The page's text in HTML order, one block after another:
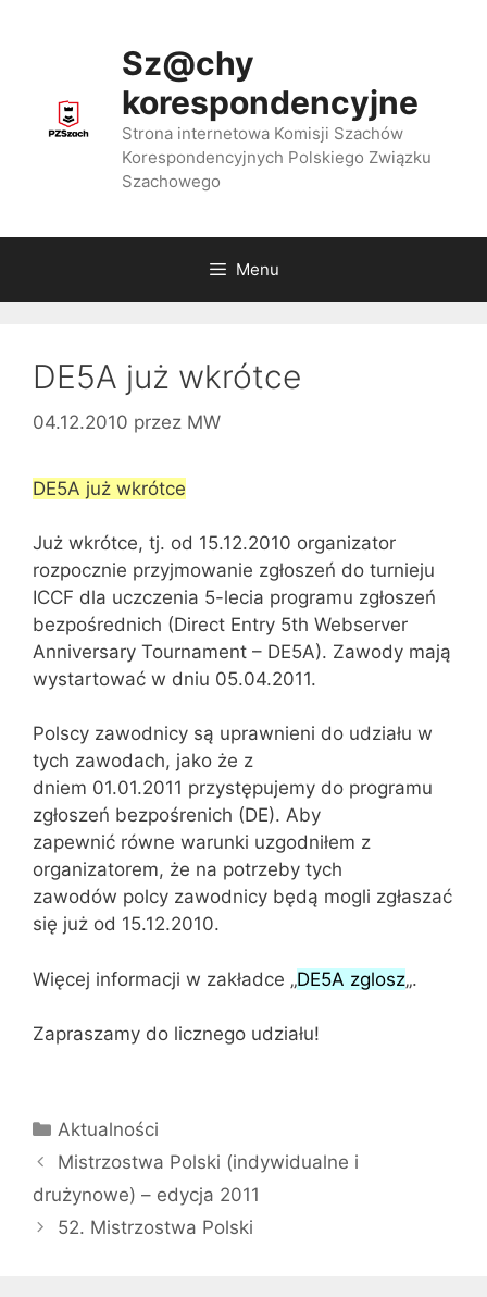
Sz@chy
korespondencyjne
Strona internetowa Komisji Szachów
Korespondencyjnych Polskiego Związku
Szachowego
Menu
DE5A już wkrótce
04.12.2010 przez MW
DE5A już wkrótce
Już wkrótce, tj. od 15.12.2010 organizator
rozpocznie przyjmowanie zgłoszeń do turnieju
ICCF dla uczczenia 5-lecia programu zgłoszeń
bezpośrednich (Direct Entry 5th Webserver
Anniversary Tournament – DE5A). Zawody mają
wystartować w dniu 05.04.2011.
Polscy zawodnicy są uprawnieni do udziału w
tych zawodach, jako że z
dniem 01.01.2011 przystępujemy do programu
zgłoszeń bezpośrenich (DE). Aby
zapewnić równe warunki uzgodniłem z
organizatorem, że na potrzeby tych
zawodów polcy zawodnicy będą mogli zgłaszać
się już od 15.12.2010.
Więcej informacji w zakładce „DE5A zglosz„.
Zapraszamy do licznego udziału!
Kategorie
Aktualności
Mistrzostwa Polski (indywidualne i
drużynowe) – edycja 2011
52. Mistrzostwa Polski